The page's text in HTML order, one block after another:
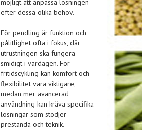
möjligt att anpassa lösningen
efter dessa olika behov.
För pendling är funktion och
pålitlighet ofta i fokus, där
utrustningen ska fungera
smidigt i vardagen. För
fritidscykling kan komfort och
flexibilitet vara viktigare,
medan mer avancerad
användning kan kräva specifika
lösningar som stödjer
prestanda och teknik.